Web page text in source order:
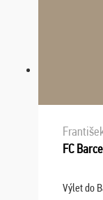
FC
Výlet do